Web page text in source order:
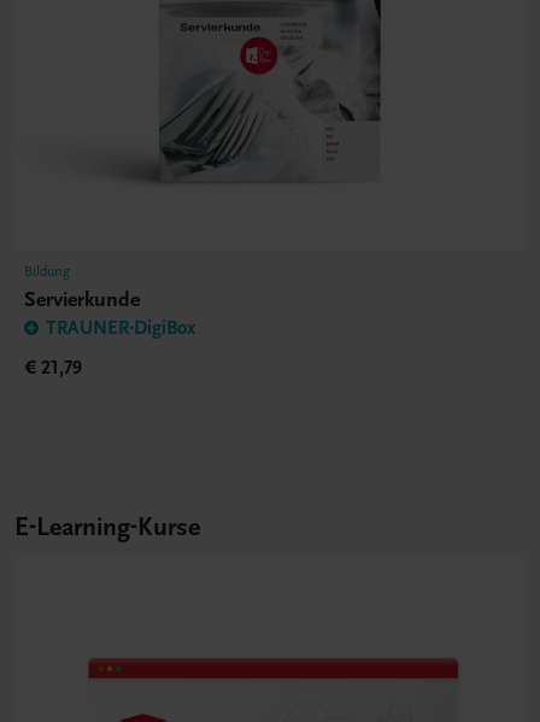
Bildung
Servierkunde
TRAUNER-DigiBox
€ 21,79
E-Learning-Kurse